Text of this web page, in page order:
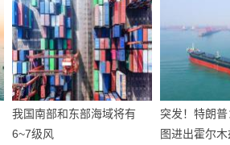
我国南部和东部海域将有
6~7级风
突发！特朗
图进出霍尔